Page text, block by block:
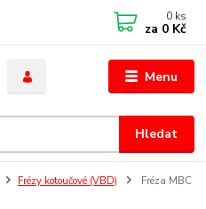
Menu
Hledat
0 ks
za 0 Kč
Frézy kotoučové (VBD)
Fréza MBC